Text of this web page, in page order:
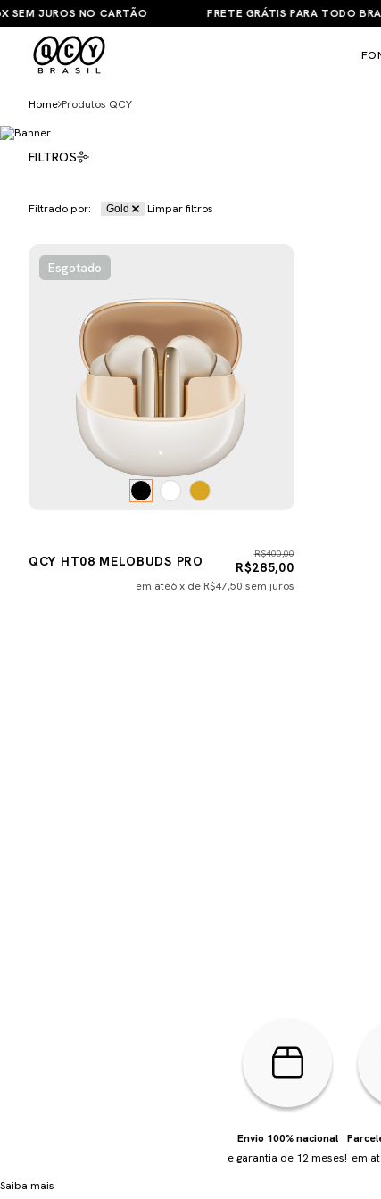
JUROS NO CARTÃO FRETE GRÁTIS PARA TODO
Home Produtos QCY
FILTROS
Filtrado por: Gold Limpar filtros
Esgotado
QCY HT08 MELOBUDS PRO R$400,00
R$285,00
em até6 x de R$47,50 sem juros
Envio 100% nacional
e garantia de 12 meses! em
Saiba mais